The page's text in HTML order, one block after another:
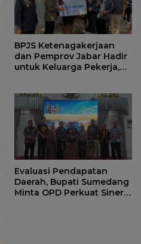
BPJS Ketenagakerjaan
dan Pemprov Jabar Hadir
untuk Keluarga Pekerja,
Evaluasi Pendapatan
Daerah, Bupati Sumedang
Minta OPD Perkuat Sinergi